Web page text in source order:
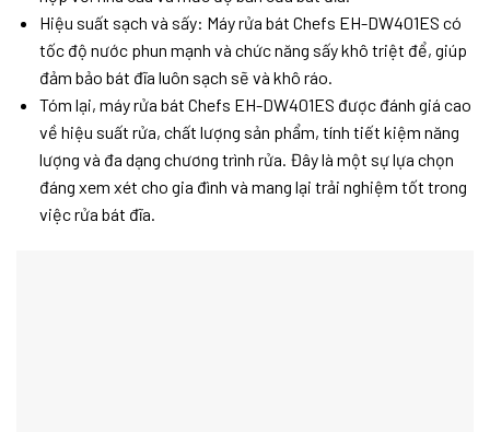
Hiệu suất sạch và sấy: Máy rửa bát Chefs EH-DW401ES có
tốc độ nước phun mạnh và chức năng sấy khô triệt để, giúp
đảm bảo bát đĩa luôn sạch sẽ và khô ráo.
Tóm lại, máy rửa bát Chefs EH-DW401ES được đánh giá cao
về hiệu suất rửa, chất lượng sản phẩm, tính tiết kiệm năng
lượng và đa dạng chương trình rửa. Đây là một sự lựa chọn
đáng xem xét cho gia đình và mang lại trải nghiệm tốt trong
việc rửa bát đĩa.